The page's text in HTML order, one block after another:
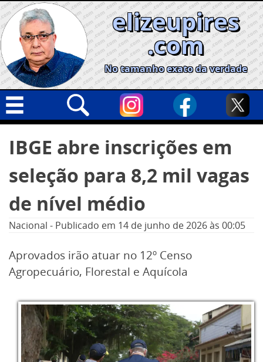
Skip
to
content
elizeupires
.com
No tamanho exato da verdade
Geral
Cidades
Política
Informe especial
por:
IBGE abre inscrições em
seleção para 8,2 mil vagas
de nível médio
Nacional - Publicado em 14 de junho de 2026às 00:05
Aprovados irão atuar no 12º Censo
Agropecuário, Florestal e Aquícola